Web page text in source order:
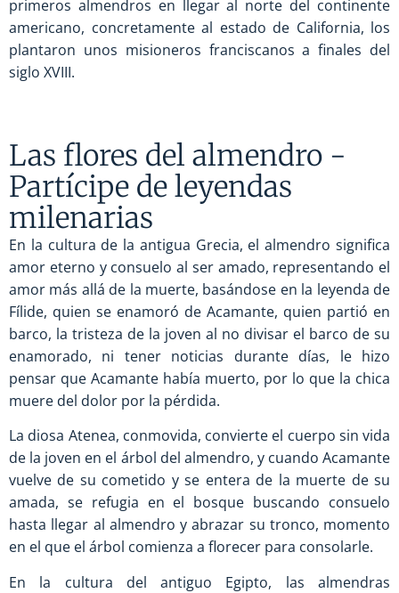
primeros almendros en llegar al norte del continente
americano, concretamente al estado de California, los
plantaron unos misioneros franciscanos a finales del
siglo XVIII.
Las flores del almendro -
Partícipe de leyendas
milenarias
En la cultura de la antigua Grecia, el almendro significa
amor eterno y consuelo al ser amado, representando el
amor más allá de la muerte, basándose en la leyenda de
Fílide, quien se enamoró de Acamante, quien partió en
barco, la tristeza de la joven al no divisar el barco de su
enamorado, ni tener noticias durante días, le hizo
pensar que Acamante había muerto, por lo que la chica
muere del dolor por la pérdida.
La diosa Atenea, conmovida, convierte el cuerpo sin vida
de la joven en el árbol del almendro, y cuando Acamante
vuelve de su cometido y se entera de la muerte de su
amada, se refugia en el bosque buscando consuelo
hasta llegar al almendro y abrazar su tronco, momento
en el que el árbol comienza a florecer para consolarle.
En la cultura del antiguo Egipto, las almendras